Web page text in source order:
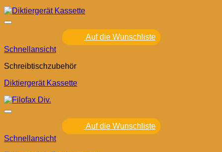
Auf die Wunschliste
Schnellansicht
Schreibtischzubehör
Diktiergerät Kassette
Auf die Wunschliste
Schnellansicht